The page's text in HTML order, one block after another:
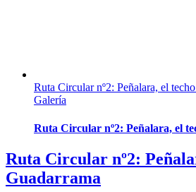
Ruta Circular nº2: Peñalara, el
Galería
Ruta Circular nº2: Peñalara, el
Ruta Circular nº2:
Guadarrama